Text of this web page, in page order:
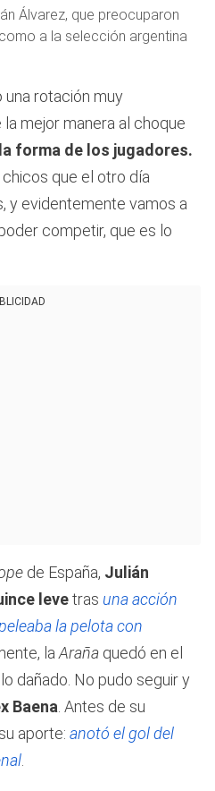
Álvarez, que preocuparon
a la selección argentina
una rotación muy
mejor manera al choque
forma de los jugadores.
que el otro día
y evidentemente vamos a
competir, que es lo
de España, Julián
levetras una acción
la pelota con
la Araña quedó en el
dañado. No pudo seguir y
Baena . Antes de su
aporte: anotó el gol del